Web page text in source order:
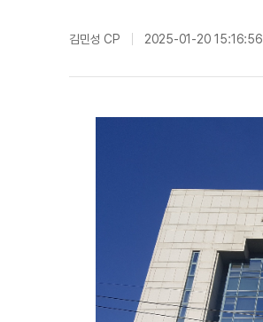
김민성 CP 2025-01-20 15:16:56